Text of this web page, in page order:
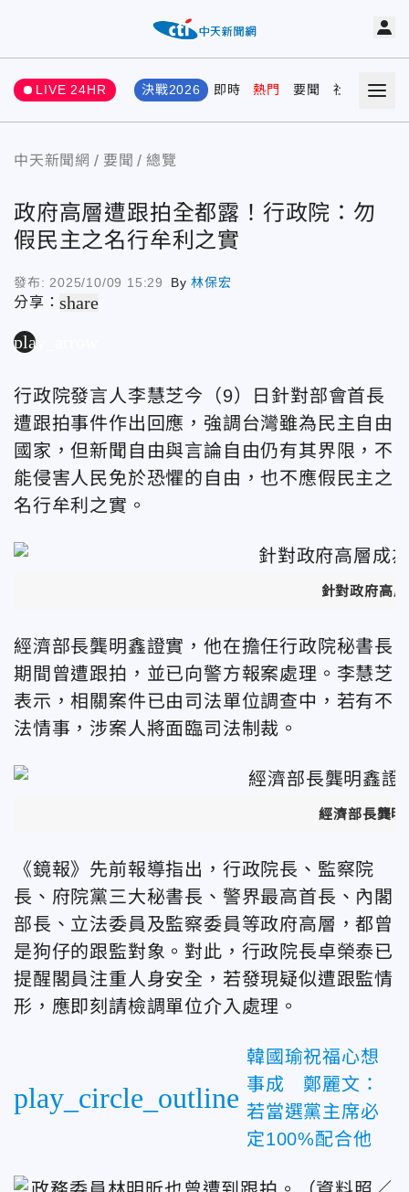
LIVE 24HR 決戰2026 即時 熱門 要聞 社會 娛樂
中天新聞網 要聞 總覽
政府高層遭跟拍全都露！行政院：勿
假民主之名行牟利之實
發布: 2025/10/09 15:29 By林保宏
分享：share
play_arrow
行政院發言人李慧芝今（9）日針對部會首長
遭跟拍事件作出回應，強調台灣雖為民主自由
國家，但新聞自由與言論自由仍有其界限，不
能侵害人民免於恐懼的自由，也不應假民主之
名行牟利之實。
針對政府高
經濟部長龔明鑫證實，他在擔任行政院秘書長
期間曾遭跟拍，並已向警方報案處理。李慧芝
表示，相關案件已由司法單位調查中，若有不
法情事，涉案人將面臨司法制裁。
經濟部長龔
《鏡報》先前報導指出，行政院長、監察院
長、府院黨三大秘書長、警界最高首長、內閣
部長、立法委員及監察委員等政府高層，都曾
是狗仔的跟監對象。對此，行政院長卓榮泰已
提醒閣員注重人身安全，若發現疑似遭跟監情
形，應即刻請檢調單位介入處理。
play_circle_outline
韓國瑜祝福心想
事成 鄭麗文：
若當選黨主席必
定100%配合他